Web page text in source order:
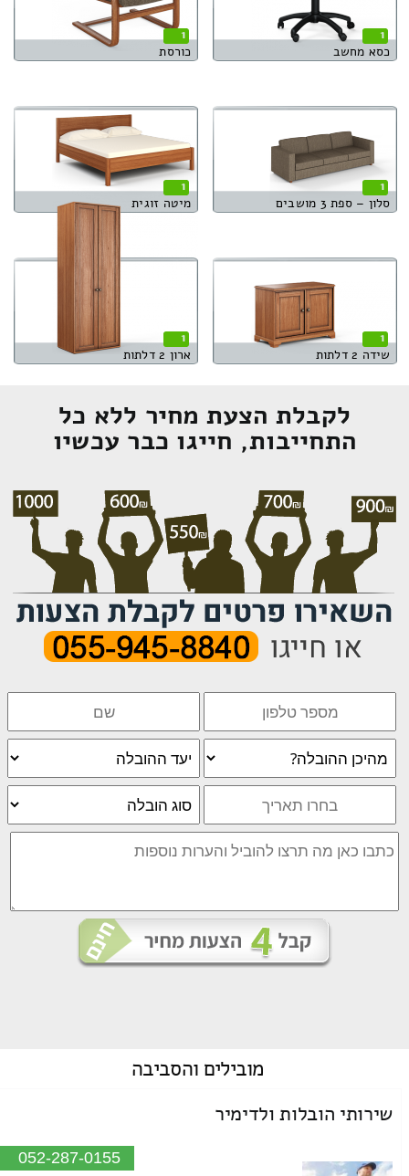
1
כסא מחשב
1
כורסת
1
סלון – ספת 3 מושבים
1
מיטה זוגית
1
שידה 2 דלתות
1
ארון 2 דלתות
לקבלת הצעת מחיר ללא כל
התחייבות, חייגו כבר עכשיו
מוביליםוהסביבה
שירותי הובלות ולדימיר
052-287-0155